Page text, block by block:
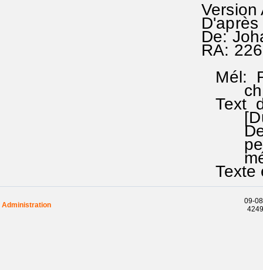
Version
De:
RA: 226
Mél:
chez:
Text
[Du
Der
peut
Texte
Administration
09-